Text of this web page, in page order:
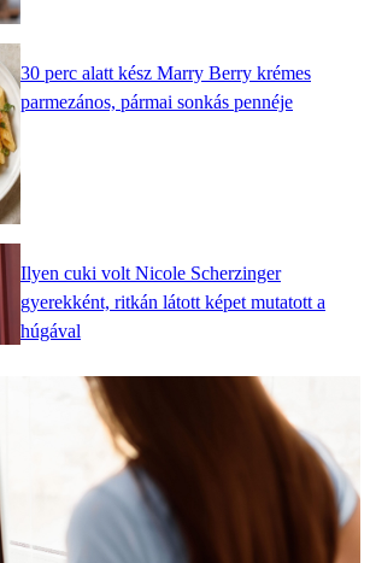
30 perc alatt kész Marry Berry krémes
parmezános, pármai sonkás pennéje
Ilyen cuki volt Nicole Scherzinger
gyerekként, ritkán látott képet mutatott a
húgával